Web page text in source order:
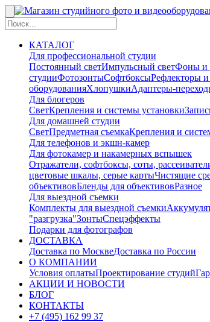
КАТАЛОГ
Для профессиональной студии
Постоянный светИмпульсный светФоны и
студииФотозонтыСофтбоксыРефлекторы и
оборудованияХлопушкиАдаптеры-
Для блогеров
СветКрепления и системы установки
Для домашней студии
СветПредметная съемкаКрепления и
Для телефонов и экшн-камер
Для фотокамер и накамерных вспышек
Отражатели, софтбоксы, соты,
цветовые шкалы, серые картыЧистящие
объективовБленды для объективовРазное
Для выездной съемки
Комплекты для выездной съемки
"разгрузка"ЗонтыСпецэффекты
Подарки для фотографов
ДОСТАВКА
Доставка по МосквеДоставка по России
О КОМПАНИИ
Условия оплатыПроектирование студий
АКЦИИ И НОВОСТИ
БЛОГ
КОНТАКТЫ
+7 (495) 162 99 37